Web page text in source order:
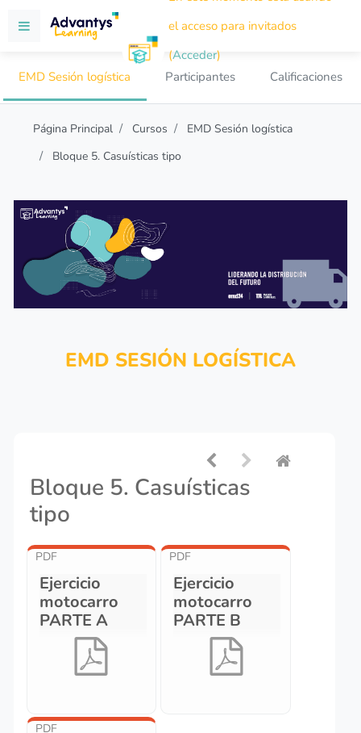
Salta al contenido principal
Panel lateral
el acceso para invitados
(Acceder)
EMD Sesión logística
Participantes Calificaciones
Página Principal Cursos
EMD Sesión logística
Bloque 5. Casuísticas tipo
EMD SESIÓN LOGÍSTICA
Bloque 5. Casuísticas
tipo
PDF
Ejercicio
motocarro
PARTE A
PDF
Ejercicio
motocarro
PARTE B
PDF